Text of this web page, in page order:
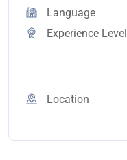
Language
Experience Level
Location